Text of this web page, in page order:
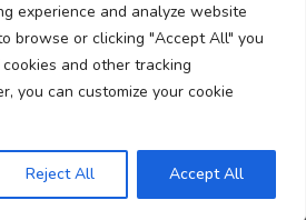
experience and analyze website
browse or clicking "Accept All" you
and other tracking
you can customize your cookie
Reject All Accept All
XỬ LÝ DỮ LIỆU CÁ NHÂN